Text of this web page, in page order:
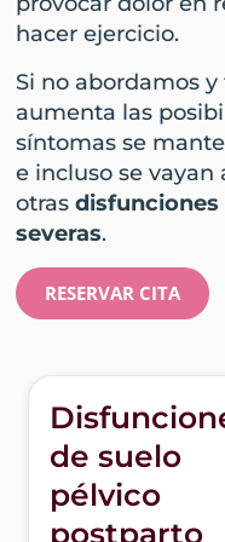
hacer ejercicio.
Si no abordamos
aumenta las
síntomas se
e incluso se vayan
otras disfunciones
severas.
RESERVAR CITA
de suelo
pélvico
postparto